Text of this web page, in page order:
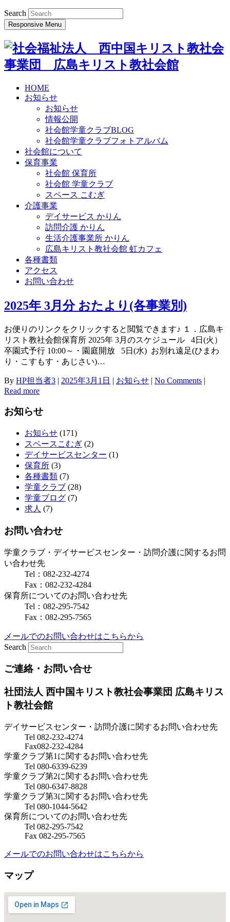
Search
Responsive Menu
HOME
お知らせ
お知らせ
情報公開
社会館学童クラブBLOG
社会館学童クラブフォトアルバム
社会館について
保育事業
社会館 保育所
社会館 学童クラブ
スペース こむぎ
介護事業
デイサービス かりん
訪問介護 かりん
生活介護事業所 かりん
広島キリスト教社会館 虹カフェ
各種書類
アクセス
お問い合わせ
2025年 3月分 おたより(各事業別)
お便りのリンクをクリックすると閲覧できます♪ １．広島キ
リスト教社会館保育所 2025年 3月のスケジュール 4日(火）
卒園式予行 10:00～・園庭開放 5日(水) お別れ遠足(ひまわ
り・こすもす・あじさい)…
By HP担当者3 | 2025年3月1日 | お知らせ | No Comments |
Read more
お知らせ
お知らせ (171)
スペースこむぎ (2)
デイサービスセンター (1)
保育所 (3)
各種書類 (7)
学童クラブ (28)
学童ブログ (7)
求人 (7)
お問い合わせ
学童クラブ・デイサービスセンター・訪問介護に関するお問
い合わせ先
Tel：082-232-4274
Fax：082-232-4284
保育所についてのお問い合わせ先
Tel：082-295-7542
Fax：082-295-7565
メールでのお問い合わせはこちらから
Search
ご連絡・お問い合せ
社団法人 西中国キリスト教社会事業団 広島キリス
ト教社会館
デイサービスセンター・訪問介護に関するお問い合わせ先
Tel 082-232-4274
Fax082-232-4284
学童クラブ第1に関するお問い合わせ先
Tel 080-6339-6239
学童クラブ第2に関するお問い合わせ先
Tel 080-6347-8828
学童クラブ第3に関するお問い合わせ先
Tel 080-1044-5642
保育所についてのお問い合わせ先
Tel 082-295-7542
Fax 082-295-7565
メールでのお問い合わせはこちらから
マップ